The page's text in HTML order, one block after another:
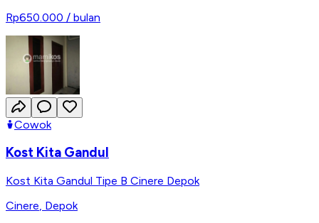
Rp650.000 / bulan
Cowok
Kost Kita Gandul
Kost Kita Gandul Tipe B Cinere Depok
Cinere, Depok